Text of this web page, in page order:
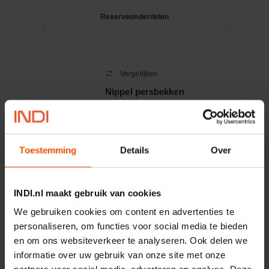
Toestemming Details Over
INDI.nl maakt gebruik van cookies
We gebruiken cookies om content en advertenties te
personaliseren, om functies voor social media te bieden
en om ons websiteverkeer te analyseren. Ook delen we
informatie over uw gebruik van onze site met onze
Reserveonderdelen
Vergelijken
Nippel persbekken
HM92390414SW
− Aantal